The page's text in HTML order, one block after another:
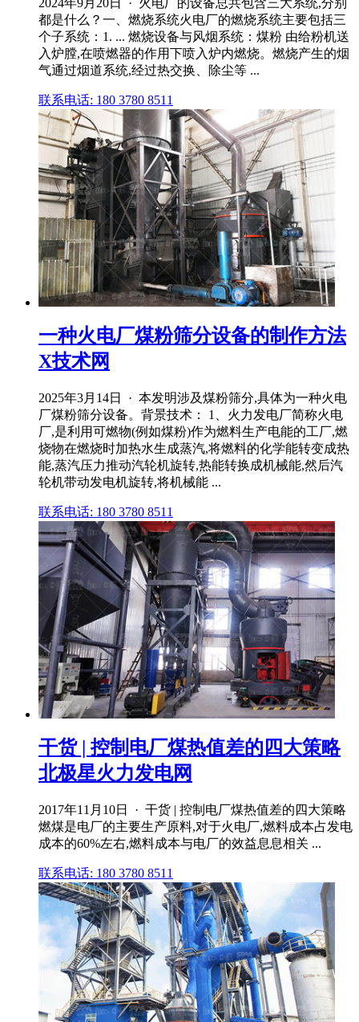
都是什么？一、燃烧系统火电厂的燃烧系统主要包括三
个子系统：1. ... 燃烧设备与风烟系统：煤粉 由给粉机送
入炉膛,在喷燃器的作用下喷入炉内燃烧。燃烧产生的烟
气通过烟道系统,经过热交换、除尘等 ...
联系电话: 180 3780 8511
一种火电厂煤粉筛分设备的制作方法
X技术网
2025年3月14日 · 本发明涉及煤粉筛分,具体为一种火电
厂煤粉筛分设备。背景技术： 1、火力发电厂简称火电
厂,是利用可燃物(例如煤粉)作为燃料生产电能的工厂,燃
烧物在燃烧时加热水生成蒸汽,将燃料的化学能转变成热
能,蒸汽压力推动汽轮机旋转,热能转换成机械能,然后汽
轮机带动发电机旋转,将机械能 ...
联系电话: 180 3780 8511
干货 | 控制电厂煤热值差的四大策略
北极星火力发电网
2017年11月10日 · 干货 | 控制电厂煤热值差的四大策略
燃煤是电厂的主要生产原料,对于火电厂,燃料成本占发电
成本的60%左右,燃料成本与电厂的效益息息相关 ...
联系电话: 180 3780 8511